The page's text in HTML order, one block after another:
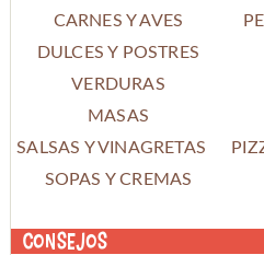
CARNES Y AVES
DULCES Y POSTRES
VERDURAS
MASAS
SALSAS Y VINAGRETAS
SOPAS Y CREMAS
Consejos